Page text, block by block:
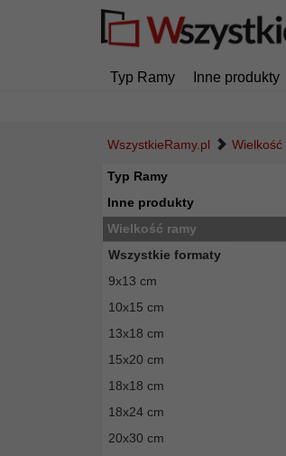
Typ Ramy Inne produkty
WszystkieRamy.pl Wielkość
Typ Ramy
Inne produkty
Wielkość ramy
Wszystkie formaty
9x13 cm
10x15 cm
13x18 cm
15x20 cm
18x18 cm
18x24 cm
20x30 cm